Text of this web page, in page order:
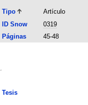
Tipo
Artículo
ID Snow
0319
Páginas
45-48
Tesis